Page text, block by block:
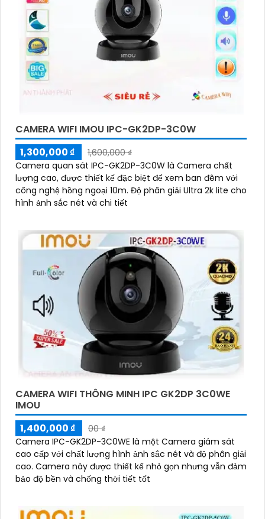
CAMERA WIFI IMOU IPC-GK2DP-3C0W
1,300,000 ₫
1,600,000 ₫
Camera quan sát IPC-GK2DP-3C0W là Camera chất
lượng cao, được thiết kế đặc biệt để xem ban đêm với
công nghệ hồng ngoại 10m. Độ phân giải Ultra 2k lite cho
hình ảnh sắc nét và chi tiết
CAMERA WIFI THÔNG MINH IPC GK2DP 3C0WE
IMOU
1,400,000 ₫
00 ₫
Camera IPC-GK2DP-3C0WE là một Camera giám sát
cao cấp với chất lượng hình ảnh sắc nét và độ phân giải
cao. Camera này được thiết kế nhỏ gọn nhưng vẫn đảm
bảo độ bền và chống thời tiết tốt